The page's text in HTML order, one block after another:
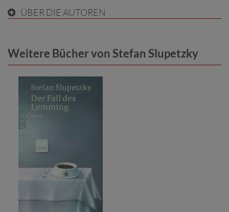
ÜBER DIE AUTOREN
Weitere Bücher von Stefan Slupetzky